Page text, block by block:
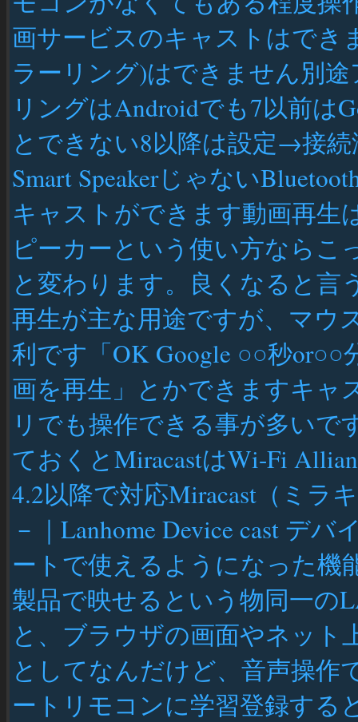
画サービスのキャストはでき
ラーリング)はできません別
リングはAndroidでも7以前は
とできない8以降は設定→接
Smart Speakerじゃない
キャストができます動画再生
ピーカーという使い方ならこ
と変わります。良くなると言
再生が主な用途ですが、マウ
利です「OK Google ○○秒or○○
画を再生」とかできますキャ
リでも操作できる事が多いで
ておくとMiracastはWi-Fi
4.2以降で対応Miracast（ミラ
－｜Lanhome Device cast デ
ートで使えるようになった機
製品で映せるという物同一の
と、ブラウザの画面やネット
としてなんだけど、音声操作
ートリモコンに学習登録する